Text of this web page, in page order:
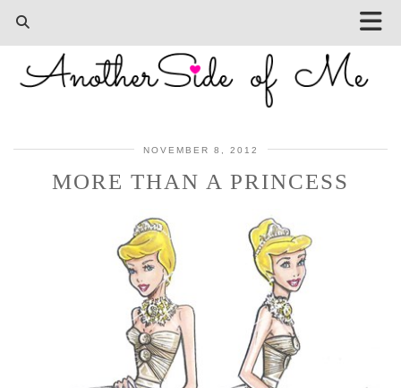
NOVEMBER 8, 2012
MORE THAN A PRINCESS